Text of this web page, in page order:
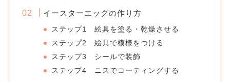
イースターエッグの作り方
ステップ1 絵具を塗る・乾燥させる
ステップ2 絵具で模様をつける
ステップ3 シールで装飾
ステップ4 ニスでコーティングする